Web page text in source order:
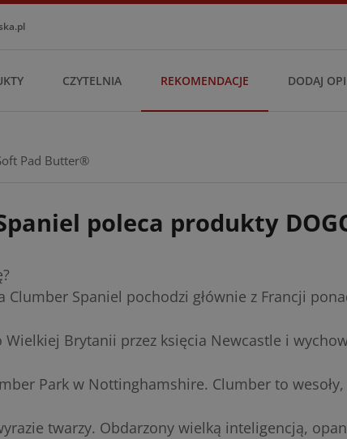
CZYTELNIA REKOMENDACJE DODAJ
Pad Butter®
poleca produkty
Clumber Spaniel pochodzi głównie z Francji
Wielkiej Brytanii przez księcia Newcastle i
Park w Nottinghamshire. Clumber to
twarzy. Obdarzony wielką inteligencją,